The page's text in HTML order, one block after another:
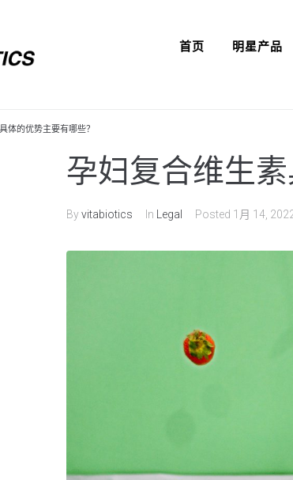
首页 明星产品
体的优势主要有哪些？
孕妇复合维生
Byvitabiotics In Legal Posted 1月 14,